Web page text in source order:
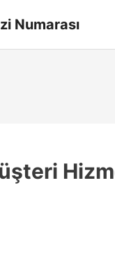
Numarası